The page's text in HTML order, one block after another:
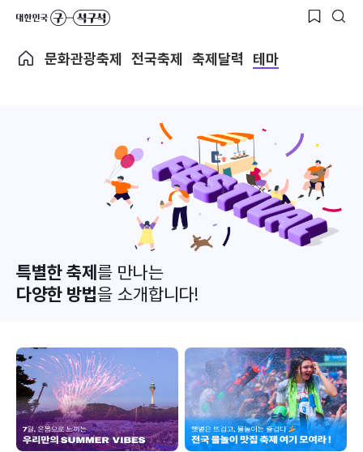
문화관광축제 전국축제 축제달력 테마
특별한 축제를 만나는
다양한 방법을 소개합니다!